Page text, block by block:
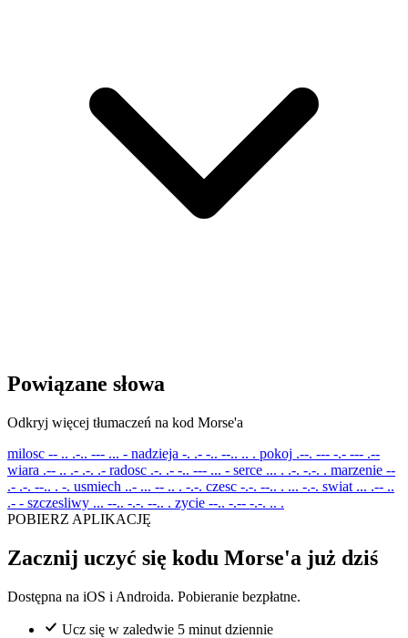
Powiązane słowa
Odkryj więcej tłumaczeń na kod Morse'a
milosc -- .. .-.. --- ... - nadzieja -. .- -.. --.. .. . pokoj .--. --- -.- --- .--
wiara .-- .. .- .-. .- radosc .-. .- -.. --- ... - serce ... . .-. -.-. . marzenie --
.- .-. --.. . -. usmiech ..- ... -- .. . -.-. czesc -.-. --.. . ... -.-. swiat ... .-- ..
.- - szczesliwy ... --.. -.-. --.. . zycie --.. -.-- -.-. .. .
POBIERZ APLIKACJĘ
Zacznij uczyć się kodu Morse'a już dziś
Dostępna na iOS i Androida. Pobieranie bezpłatne.
Ucz się w zaledwie 5 minut dziennie